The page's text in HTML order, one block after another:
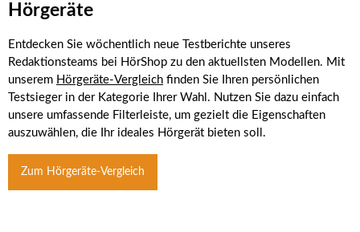
Hörgeräte
Entdecken Sie wöchentlich neue Testberichte unseres
Redaktionsteams bei HörShop zu den aktuellsten Modellen. Mit
unserem Hörgeräte-Vergleich finden Sie Ihren persönlichen
Testsieger in der Kategorie Ihrer Wahl. Nutzen Sie dazu einfach
unsere umfassende Filterleiste, um gezielt die Eigenschaften
auszuwählen, die Ihr ideales Hörgerät bieten soll.
Zum Hörgeräte-Vergleich